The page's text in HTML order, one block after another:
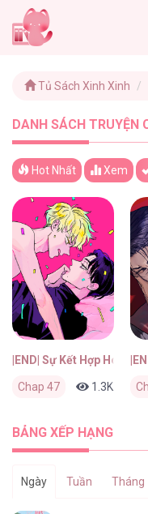
Tủ Sách Xinh Xinh
DANH SÁCH TRUYỆN
Hot Nhất Xem
|END| Sự Kết Hợp Hoàn
Chap 47 1.3K 0
BẢNG XẾP HẠNG
Ngày Tuần Tháng